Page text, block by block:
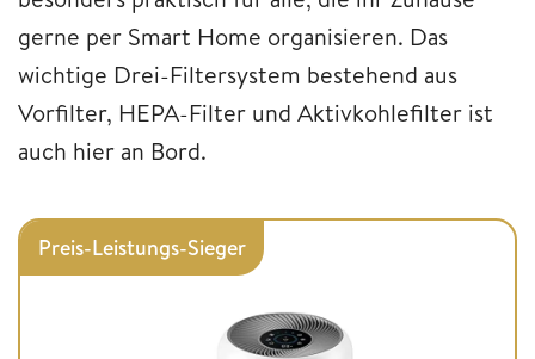
gerne per Smart Home organisieren. Das
wichtige Drei-Filtersystem bestehend aus
Vorfilter, HEPA-Filter und Aktivkohlefilter ist
auch hier an Bord.
Preis-Leistungs-Sieger